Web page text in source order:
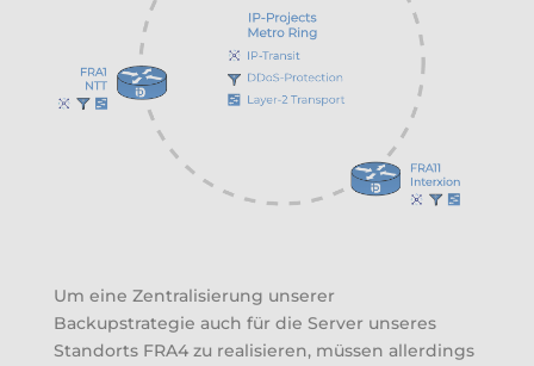
Um eine Zentralisierung unserer
Backupstrategie auch für die Server unseres
Standorts FRA4 zu realisieren, müssen allerdings